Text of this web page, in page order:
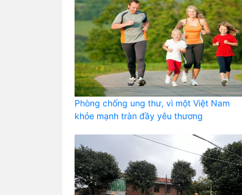
Phòng chống ung thư, vì một Việt Nam
khỏe mạnh tràn đầy yêu thương